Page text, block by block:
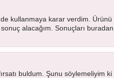
de kullanmaya karar verdim. Ürünü
alacağım. Sonuçları buradan
buldum. Şunu söylemeliyim ki